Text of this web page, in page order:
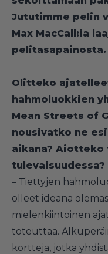
Jututimme pelin
Max MacCall:ia
pelitasapainosta.
Olitteko
hahmoluokkien
Mean Streets of
nousivatko ne
aikana? Aiotteko
tulevaisuudessa?
– Tiettyjen
olleet ideana
mielenkiintoinen
toteuttaa.
kortteja, jotka